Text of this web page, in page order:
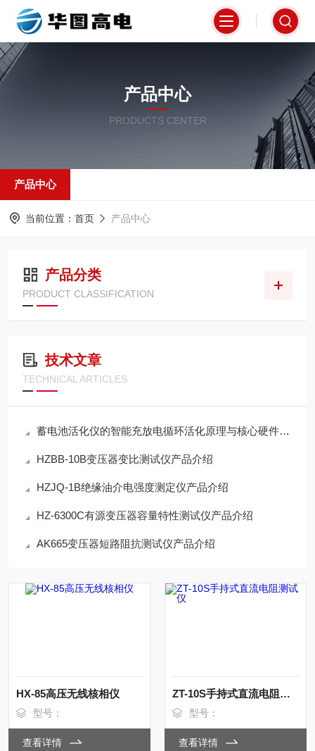
产品中心
PRODUCTS CENTER
产品中心
当前位置： 首页 产品中心
产品分类
PRODUCT CLASSIFICATION
技术文章
TECHNICAL ARTICLES
蓄电池活化仪的智能充放电循环活化原理与核心硬件架构解析
HZBB-10B变压器变比测试仪产品介绍
HZJQ-1B绝缘油介电强度测定仪产品介绍
HZ-6300C有源变压器容量特性测试仪产品介绍
AK665变压器短路阻抗测试仪产品介绍
HX-85高压无线核相仪
型号：
查看详情
ZT-10S手持式直流电阻测试仪
型号：
查看详情